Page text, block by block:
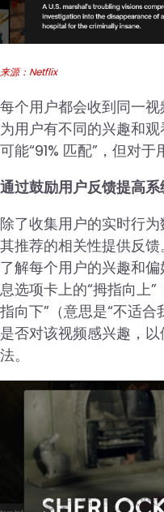
来源：Netflix
每个用户都会收到同一
为用户有不同的兴趣和
可能“91% 匹配”，但对于
通过鼓励用户反馈提高
除了收集用户的实时行
其推荐的相关性提供反
了解每个用户的兴趣和
息选项卡上的“拇指向上”
指向下”（意思是“不适
是否对该视频感兴趣，
法。